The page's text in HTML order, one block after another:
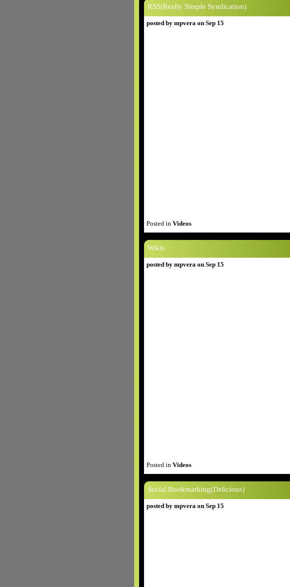
RSS(Really Simple Syndication)
posted by mpvera on Sep 15
Posted in Videos
Wikis
posted by mpvera on Sep 15
Posted in Videos
Social Bookmarking(Delicious)
posted by mpvera on Sep 15